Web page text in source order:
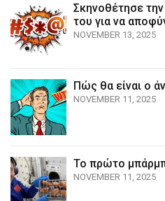
Σκηνοθέτησε
του για να
NOVEMBER 13, 2025
Πώς θα είναι ο
NOVEMBER 11, 2025
Το πρώτο
NOVEMBER 11, 2025